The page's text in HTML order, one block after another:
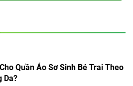
Quần Áo Sơ Sinh Bé Trai Theo
Da?